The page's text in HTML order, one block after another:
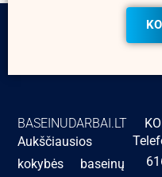
BASEINUDARBAI.LT
Aukščiausios
kokybės baseinų